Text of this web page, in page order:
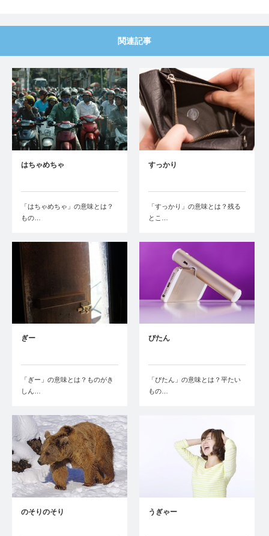
関連記事
はちゃめちゃ
「はちゃめちゃ」の意味とは？
もの…
すっかり
「すっかり」の意味とは？残る
とこ…
ぎー
「ぎー」の意味とは？ものがき
しん…
ぴたん
「ぴたん」の意味とは？平たい
もの…
のそりのそり うぎゃー